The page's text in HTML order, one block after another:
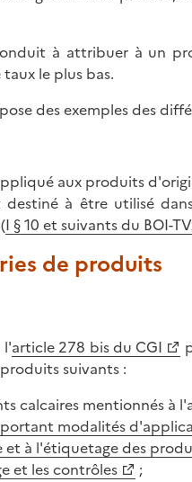
à attribuer à un
le plus bas.
des exemples des
aux produits
destiné à être utilisé
I § 10 et suivants du BOI-
de produits
l'article 278 bis du CGI
suivants :
calcaires mentionnés à
modalités
à l'étiquetage des
et les contrôles
;